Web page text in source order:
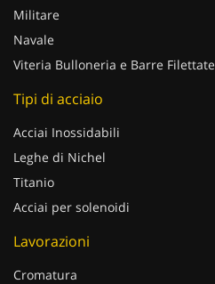
Militare
Navale
Viteria Bulloneria e Barre Filettate
Tipi di acciaio
Acciai Inossidabili
Leghe di Nichel
Titanio
Acciai per solenoidi
Lavorazioni
Cromatura